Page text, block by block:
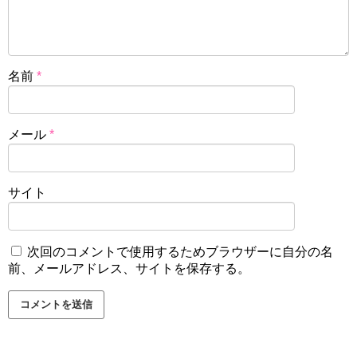
名前 *
メール *
サイト
次回のコメントで使用するためブラウザーに自分の名
前、メールアドレス、サイトを保存する。